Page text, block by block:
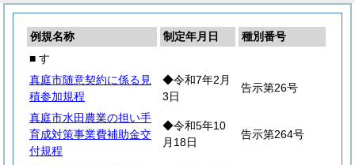
例規名称 制定年月日
種別番号
■ す
真庭市随意契約に係る見
積参加規程
◆令和7年2月
3日
告示第26号
真庭市水田農業の担い手
育成対策事業費補助金交
付規程
◆令和5年10
月18日
告示第264号